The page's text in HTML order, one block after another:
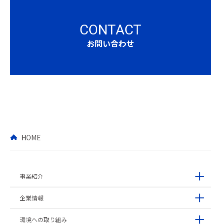
CONTACT
お問い合わせ
HOME
事業紹介
企業情報
環境への取り組み